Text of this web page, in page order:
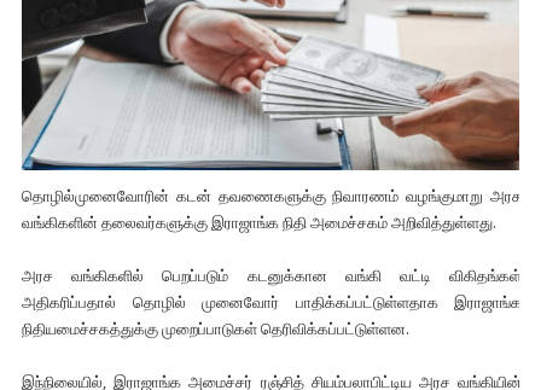
தொழில்முனைவோரின் கடன் தவணைகளுக்கு நிவாரணம் வழங்குமாறு அரச
வங்கிகளின் தலைவர்களுக்கு இராஜாங்க நிதி அமைச்சகம் அறிவித்துள்ளது.
அரச வங்கிகளில் பெறப்படும் கடனுக்கான வங்கி வட்டி விகிதங்கள்
அதிகரிப்பதால் தொழில் முனைவோர் பாதிக்கப்பட்டுள்ளதாக இராஜாங்க
நிதியமைச்சகத்துக்கு முறைப்பாடுகள் தெரிவிக்கப்பட்டுள்ளன.
இந்நிலையில், இராஜாங்க அமைச்சர் ரஞ்சித் சியம்பலாபிட்டிய அரச வங்கியின்